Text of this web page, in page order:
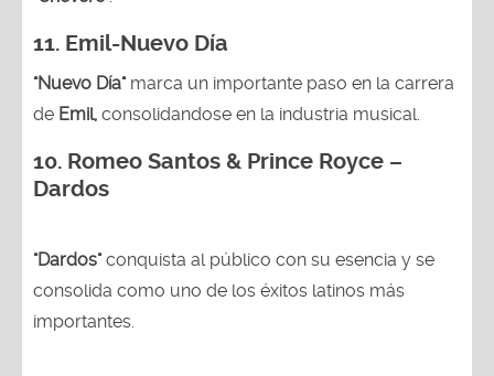
11. Emil-Nuevo Día
"Nuevo Día"marca un importante paso en la carrera
de Emil, consolidandose en la industria musical.
10. Romeo Santos & Prince Royce –
Dardos
"Dardos"conquista al público con su esencia y se
consolida como uno de los éxitos latinos más
importantes.